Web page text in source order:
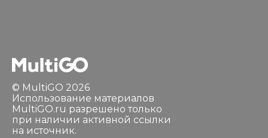
© MultiGO 2026
Использование материалов
MultiGO.ru разрешено только
при наличии активной ссылки
на источник.